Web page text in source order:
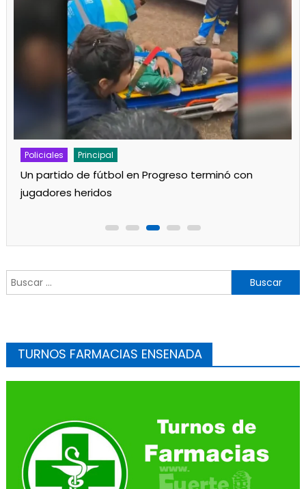
Policiales Principal
Se incendió una vivienda
Buscar:
TURNOS FARMACIAS ENSENADA